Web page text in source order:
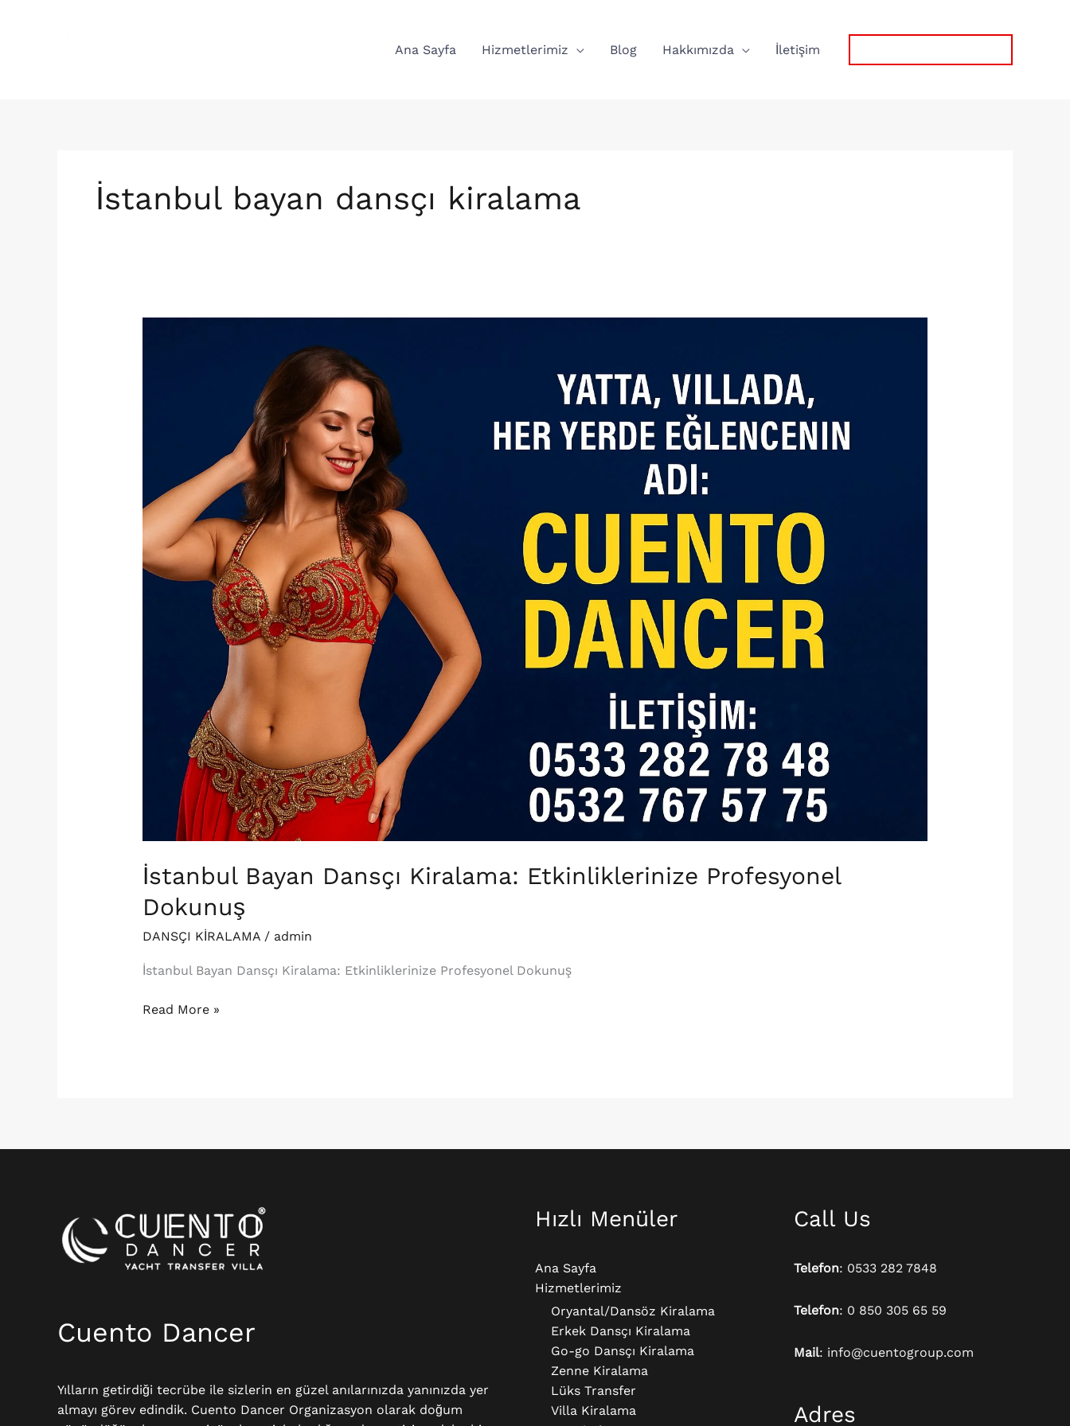
Ana Sayfa
Hizmetlerimiz Blog Hakkımızda İletişim
İstanbul bayan dansçı kiralama
İstanbul Bayan Dansçı Kiralama: Etkinliklerinize Profesyonel
Dokunuş
DANSÇI KİRALAMA/ admin
İstanbul Bayan Dansçı Kiralama: Etkinliklerinize Profesyonel Dokunuş
Read More »
Cuento Dancer
Yılların getirdiği tecrübe ile sizlerin en güzel anılarınızda yanınızda yer
almayı görev edindik. Cuento Dancer Organizasyon olarak doğum
Hızlı Menüler
Ana Sayfa
Hizmetlerimiz
Oryantal/Dansöz Kiralama
Erkek Dansçı Kiralama​
Go-go Dansçı Kiralama​
Zenne Kiralama
Lüks Transfer
Villa Kiralama
Call Us
Telefon: 0533 282 7848
Telefon: 0 850 305 65 59
Mail: info@cuentogroup.com
Adres